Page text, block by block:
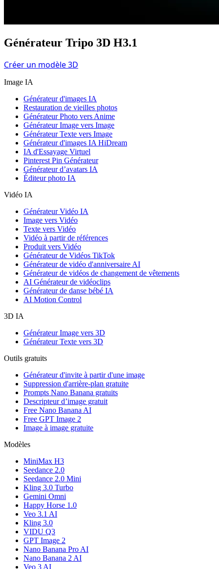
Générateur Tripo 3D H3.1
Créer un modèle 3D
Image IA
Générateur d'images IA
Restauration de vieilles photos
Générateur Photo vers Anime
Générateur Image vers Image
Générateur Texte vers Image
Générateur d'images IA HiDream
IA d'Essayage Virtuel
Pinterest Pin Générateur
Générateur d’avatars IA
Éditeur photo IA
Vidéo IA
Générateur Vidéo IA
Image vers Vidéo
Texte vers Vidéo
Vidéo à partir de références
Produit vers Vidéo
Générateur de Vidéos TikTok
Générateur de vidéo d'anniversaire AI
Générateur de vidéos de changement de vêtements
AI Générateur de vidéoclips
Générateur de danse bébé IA
AI Motion Control
3D IA
Générateur Image vers 3D
Générateur Texte vers 3D
Outils gratuits
Générateur d'invite à partir d'une image
Suppression d'arrière-plan gratuite
Prompts Nano Banana gratuits
Descripteur d’image gratuit
Free Nano Banana AI
Free GPT Image 2
Image à image gratuite
Modèles
MiniMax H3
Seedance 2.0
Seedance 2.0 Mini
Kling 3.0 Turbo
Gemini Omni
Happy Horse 1.0
Veo 3.1 AI
Kling 3.0
VIDU Q3
GPT Image 2
Nano Banana Pro AI
Nano Banana 2 AI
Veo 3 AI